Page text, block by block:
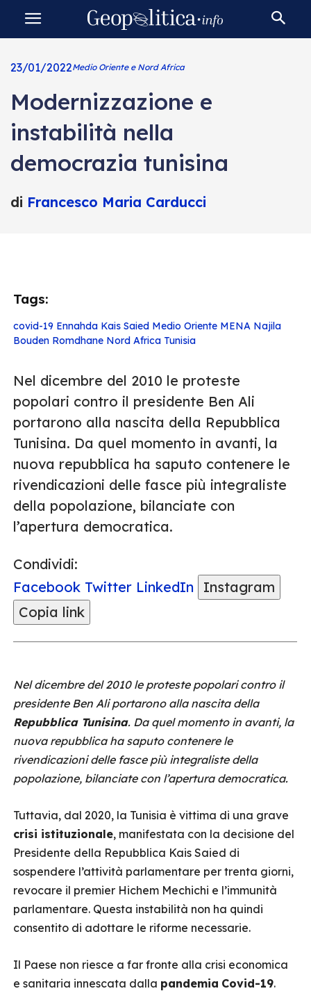
23/01/2022Medio Oriente e Nord Africa
Modernizzazione e
instabilità nella
democrazia tunisina
di Francesco Maria Carducci
Tags:
covid-19 Ennahda Kais Saied Medio Oriente MENA Najila
Bouden Romdhane Nord Africa Tunisia
Nel dicembre del 2010 le proteste
popolari contro il presidente Ben Ali
portarono alla nascita della Repubblica
Tunisina. Da quel momento in avanti, la
nuova repubblica ha saputo contenere le
rivendicazioni delle fasce più integraliste
della popolazione, bilanciate con
l’apertura democratica.
Condividi:
Facebook Twitter LinkedIn
Instagram
Copia link
Nel dicembre del 2010 le proteste popolari contro il
presidente Ben Ali portarono alla nascita della
Repubblica Tunisina. Da quel momento in avanti, la
nuova repubblica ha saputo contenere le
rivendicazioni delle fasce più integraliste della
popolazione, bilanciate con l’apertura democratica.
Tuttavia, dal 2020, la Tunisia è vittima di una grave
crisi istituzionale, manifestata con la decisione del
Presidente della Repubblica Kais Saied di
sospendere l’attività parlamentare per trenta giorni,
revocare il premier Hichem Mechichi e l’immunità
parlamentare. Questa instabilità non ha quindi
consentito di adottare le riforme necessarie.
Il Paese non riesce a far fronte alla crisi economica
e sanitaria innescata dalla pandemia Covid-19.